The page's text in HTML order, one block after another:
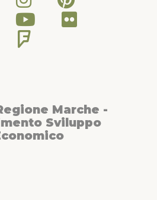
Marche -
Sviluppo